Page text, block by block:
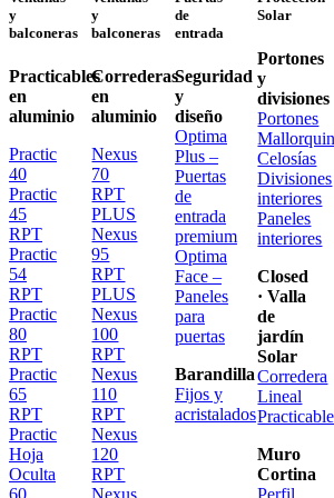
y
balconeras
Practicables
en
aluminio
Practic
40
Practic
45
RPT
Practic
54
RPT
Practic
80
RPT
Practic
65
RPT
Practic
Hoja
Oculta
60
y
balconeras
Correderas
en
aluminio
Nexus
70
RPT
PLUS
Nexus
95
RPT
PLUS
Nexus
100
RPT
Nexus
110
RPT
Nexus
120
RPT
Nexus
de
entrada
Seguridad
y
diseño
Optima
Plus –
Puertas
de
entrada
premium
Optima
Face –
Paneles
para
puertas
Barandilla
Fijos y
acristalados
Solar
Portones
y
divisiones
Portones
Celosías
Divisiones
interiores
Paneles
interiores
Closed
· Valla
de
jardín
Solar
Corredera
Lineal
Practicable
Muro
Cortina
Perfil